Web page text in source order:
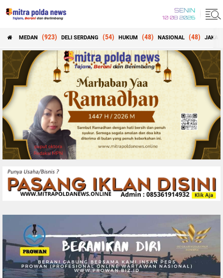
SENIN
10 08 2026
MEDAN (923) DELI SERDANG (54) HUKUM (48) NASIONAL (48)